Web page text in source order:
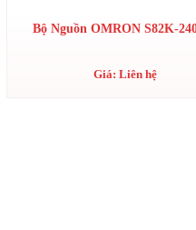
Bộ Nguồn OMRON S82K-
Giá: Liên hệ